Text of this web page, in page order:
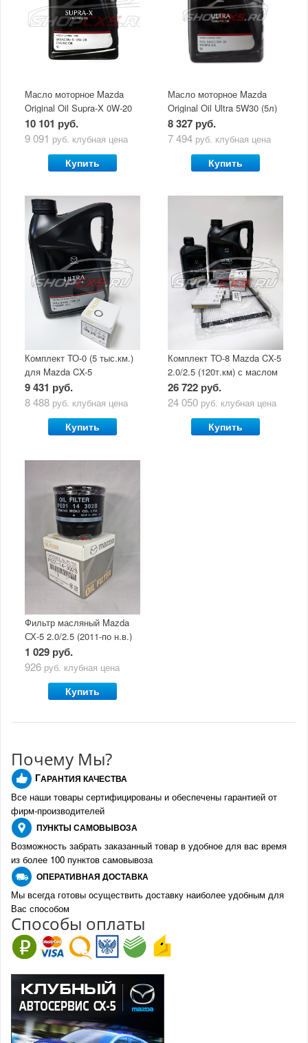
Масло моторное Mazda
Original Oil Supra-X 0W-20
(5 л)
10 101 руб.
9 091 руб. клубная цена
Купить
Масло моторное Mazda
Original Oil Ultra 5W30 (5л)
8 327 руб.
7 494 руб. клубная цена
Купить
Комплект ТО-0 (5 тыс.км.)
для Mazda CX-5
(двигатель 2.0/2.5) с
маслом Mazda Original Oil
9 431 руб.
8 488 руб. клубная цена
Купить
Комплект ТО-8 Mazda CX-5
2.0/2.5 (120т.км) с маслом
Mazda Original Oil Ultra
5W30
26 722 руб.
24 050 руб. клубная цена
Купить
Фильтр масляный Mazda
СХ-5 2.0/2.5 (2011-по н.в.)
1 029 руб.
926 руб. клубная цена
Купить
Почему Мы?
ГАРАНТИЯ КАЧЕСТВА
Все наши товары сертифицированы и обеспечены гарантией от
фирм-производителей
ПУНКТЫ САМОВЫВОЗА
Возможность забрать заказанный товар в удобное для вас время
из более 100 пунктов самовывоза
ОПЕРАТИВНАЯ ДОСТАВКА
Мы всегда готовы осуществить доставку наиболее удобным для
Вас способом
Способы оплаты